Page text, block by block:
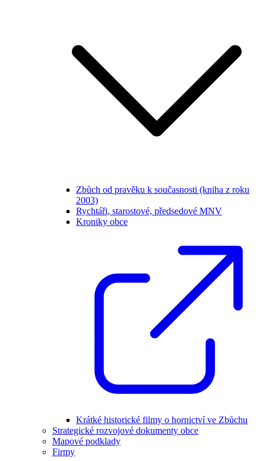
Zbůch od pravěku k současnosti (kniha z roku
2003)
Rychtáři, starostové, předsedové MNV
Kroniky obce
Krátké historické filmy o hornictví ve Zbůchu
Strategické rozvojové dokumenty obce
Mapové podklady
Firmy